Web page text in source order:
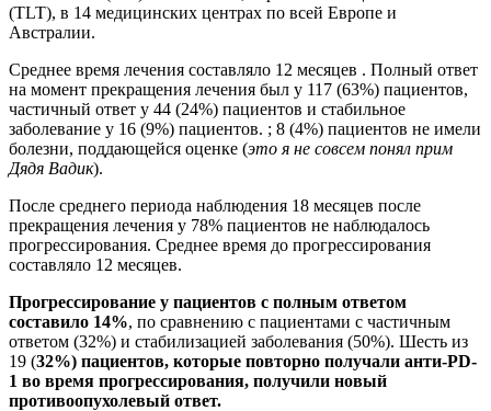
(TLT), в 14 медицинских центрах по всей Европе и
Австралии.
Среднее время лечения составляло 12 месяцев . Полный ответ
на момент прекращения лечения был у 117 (63%) пациентов,
частичный ответ у 44 (24%) пациентов и стабильное
заболевание у 16 ​​(9%) пациентов. ; 8 (4%) пациентов не имели
болезни, поддающейся оценке (это я не совсем понял прим
Дядя Вадик).
После среднего периода наблюдения 18 месяцев после
прекращения лечения у 78% пациентов не наблюдалось
прогрессирования. Среднее время до прогрессирования
составляло 12 месяцев.
Прогрессирование у пациентов с полным ответом
составило 14%, по сравнению с пациентами с частичным
ответом (32%) и стабилизацией заболевания (50%). Шесть из
19 (32%) пациентов, которые повторно получали анти-PD-
1 во время прогрессирования, получили новый
противоопухолевый ответ.